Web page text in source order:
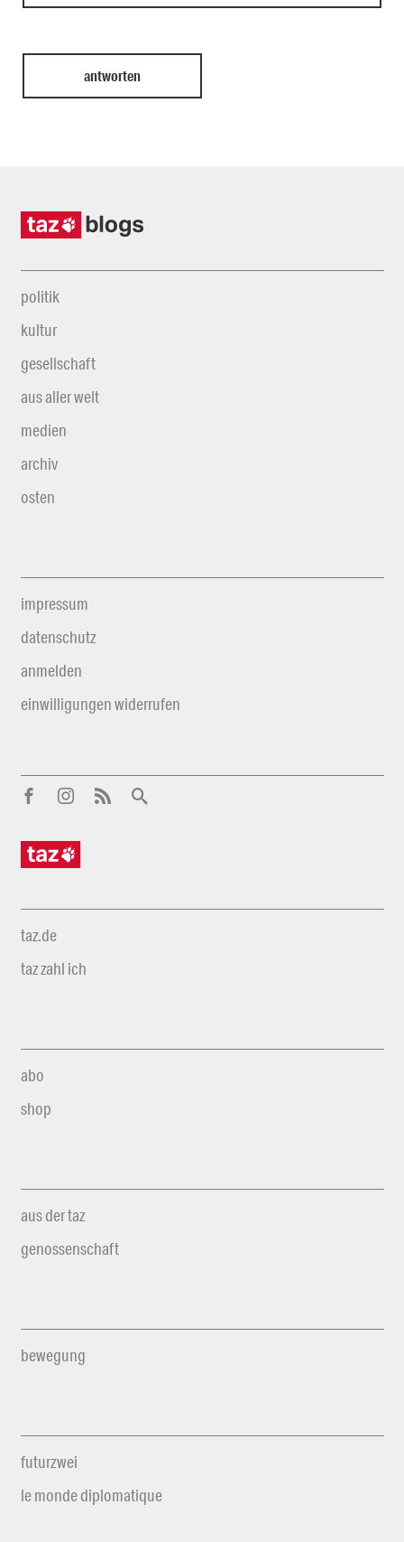
politik
kultur
gesellschaft
aus aller welt
medien
archiv
osten
impressum
datenschutz
anmelden
einwilligungen widerrufen
taz.de
taz zahl ich
abo
shop
aus der taz
genossenschaft
bewegung
futurzwei
le monde diplomatique